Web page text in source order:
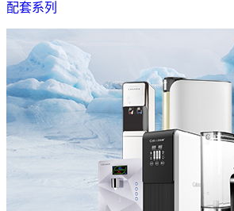
配套系列